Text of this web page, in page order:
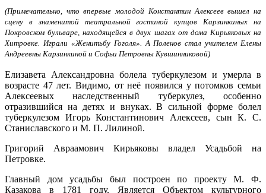
(Примечательно, что впервые молодой Константин Алексеев вышел на
сцену в знаменитой театральной гостиной купцов Карзинкиных на
Покровском бульваре, находящейся в двух шагах от дома Кирьяковых на
Хитровке. Играли «Женитьбу Гоголя». А Поленов стал учителем Елены
Андреевны Карзинкиной и Софьи Петровны Кувшинниковой)
Елизавета Александровна болела туберкулезом и умерла в
возрасте 47 лет. Видимо, от неё появился у потомков семьи
Алексеевых наследственный туберкулез, особенно
отразившийся на детях и внуках. В сильной форме болел
туберкулезом Игорь Константинович Алексеев, сын К. С.
Станиславского и М. П. Лилиной.
Григорий Авраамович Кирьяковы владел Усадьбой на
Петровке.
Главный дом усадьбы был построен по проекту М. Ф.
Казакова в 1781 году. Является Объектом культурного